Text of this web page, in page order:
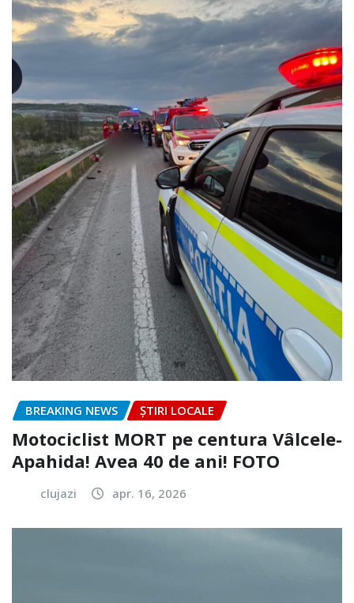
BREAKING NEWS ȘTIRI LOCALE
Motociclist MORT pe centura Vâlcele-
Apahida! Avea 40 de ani! FOTO
clujazi apr. 16, 2026